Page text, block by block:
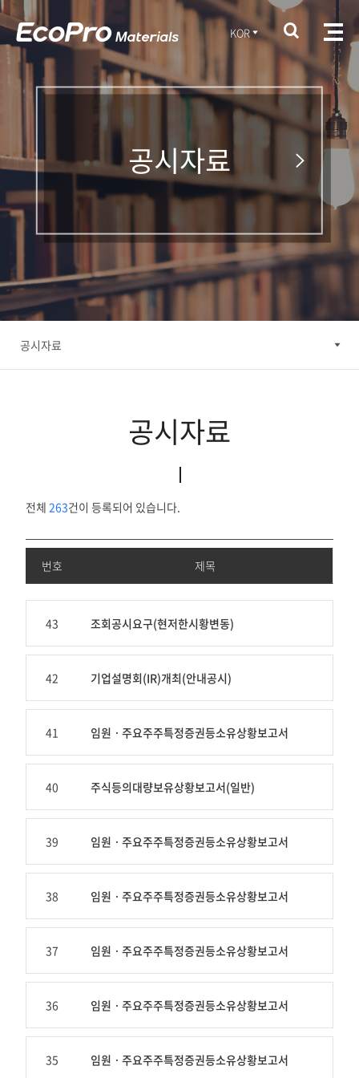
KOR
공시자료
공시자료
공시자료
전체 263건이 등록되어 있습니다.
번
목,
접
자
표
번호 제목
43 조회공시요구(현저한시황변동)
42 기업설명회(IR)개최(안내공시)
41 임원ㆍ주요주주특정증권등소유상황보고서
40 주식등의대량보유상황보고서(일반)
39 임원ㆍ주요주주특정증권등소유상황보고서
38 임원ㆍ주요주주특정증권등소유상황보고서
37 임원ㆍ주요주주특정증권등소유상황보고서
36 임원ㆍ주요주주특정증권등소유상황보고서
35 임원ㆍ주요주주특정증권등소유상황보고서